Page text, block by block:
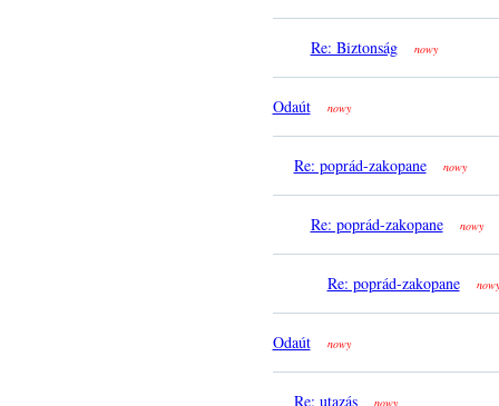
Re: Biztonság nowy
Odaút nowy
Re: poprád-zakopane nowy
Re: poprád-zakopane nowy
Re: poprád-zakopane nowy
Odaút nowy
Re: utazás nowy